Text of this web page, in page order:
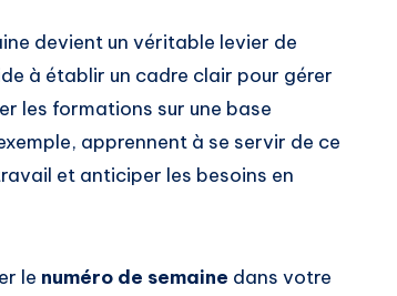
devient un véritable levier de
à établir un cadre clair pour gérer
les formations sur une base
apprennent à se servir de ce
et anticiper les besoins en
le numéro de semaine dans votre